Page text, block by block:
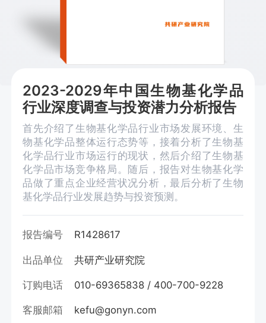
2023-2029年中国生物基化学品
行业深度调查与投资潜力分析报告
首先介绍了生物基化学品行业市场发展环境、生
物基化学品整体运行态势等，接着分析了生物基
化学品行业市场运行的现状，然后介绍了生物基
化学品市场竞争格局。随后，报告对生物基化学
品做了重点企业经营状况分析，最后分析了生物
基化学品行业发展趋势与投资预测。
报告编号 R1428617
出品单位 共研产业研究院
订购电话 010-69365838 / 400-700-9228
客服邮箱 kefu@gonyn.com